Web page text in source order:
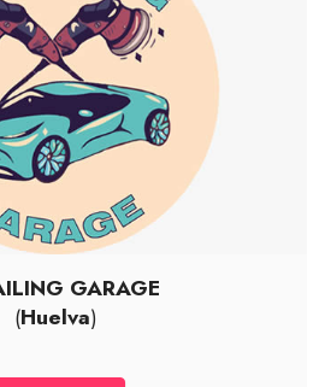
GARAGE
(Huelva)